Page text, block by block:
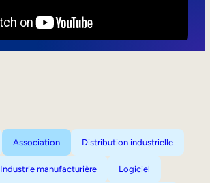
Association Distribution industrielle
Industrie manufacturière Logiciel